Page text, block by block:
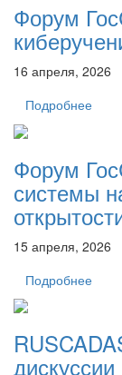
Форум
16 апреля, 2026
Подробнее
Форум
системы
15 апреля, 2026
Подробнее